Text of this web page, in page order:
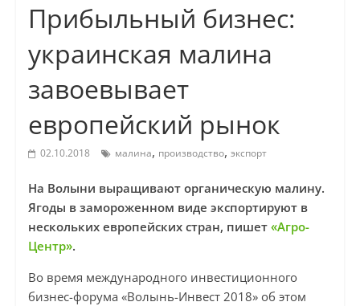
Прибыльный бизнес:
украинская малина
завоевывает
европейский рынок
02.10.2018 малина, производство, экспорт
На Волыни выращивают органическую малину.
Ягоды в замороженном виде экспортируют в
нескольких европейских стран, пишет «Агро-
Центр».
Во время международного инвестиционного
бизнес-форума «Волынь-Инвест 2018» об этом